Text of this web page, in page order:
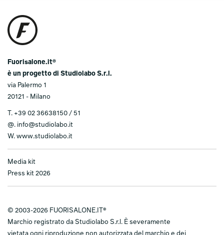
Fuorisalone.it®
è un progetto di Studiolabo S.r.l.
via Palermo 1
20121 - Milano
T. +39 02 36638150 / 51
@. info@studiolabo.it
W. www.studiolabo.it
Media kit
Press kit 2026
© 2003-2026 FUORISALONE.IT®
Marchio registrato da Studiolabo S.r.l. È severamente